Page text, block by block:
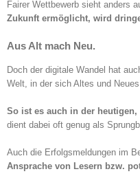
Fairer Wettbewerb sieht anders
Zukunft ermöglicht, wird
Aus Alt mach Neu.
Doch der digitale Wandel hat
Welt, in der sich Altes und
So ist es auch in der
dient dabei oft genug als
Auch die Erfolgsmeldungen im
Ansprache von Lesern bzw.